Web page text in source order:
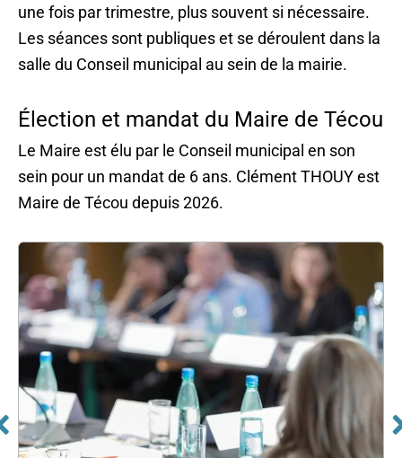
une fois par trimestre, plus souvent si nécessaire.
Les séances sont publiques et se déroulent dans la
salle du Conseil municipal au sein de la mairie.
Élection et mandat du Maire de Técou
Le Maire est élu par le Conseil municipal en son
sein pour un mandat de 6 ans. Clément THOUY est
Maire de Técou depuis 2026.